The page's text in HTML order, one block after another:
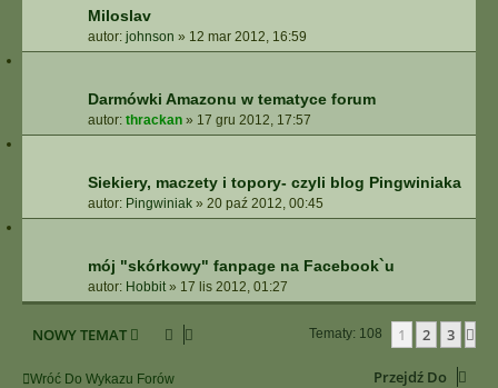
Miloslav
autor: johnson » 12 mar 2012, 16:59
Darmówki Amazonu w tematyce forum
autor: thrackan » 17 gru 2012, 17:57
Siekiery, maczety i topory- czyli blog Pingwiniaka
autor: Pingwiniak » 20 paź 2012, 00:45
mój "skórkowy" fanpage na Facebook`u
autor: Hobbit» 17 lis 2012, 01:27
NOWY TEMAT Tematy: 108 1 2 3
Wróć Do Wykazu Forów Przejdź Do